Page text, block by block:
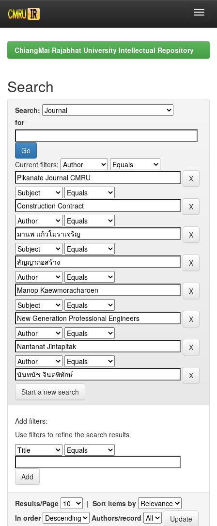
navigationChiangMai Rajabhat University Intellectual Repository
Search
Search:
for
Current filters:
Start a new search
Add filters:
Use filters to refine the search results.
Results/Page | Sort items by
In order
Authors/record